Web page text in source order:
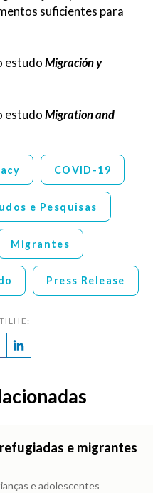
suficientes para
estudo Migración y
estudo Migration and
COVID-19
e Pesquisas
Migrantes
Press Release
e migrantes
e adolescentes